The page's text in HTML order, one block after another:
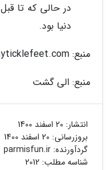
در حالی که تا
دنیا بود.
منبع: myticklefeet.com
منبع: الی گشت
انتشار: 20 اسفند 1400
بروزرسانی: 20 اسفند 1400
گردآورنده: parmisfun.ir
شناسه مطلب: 2012